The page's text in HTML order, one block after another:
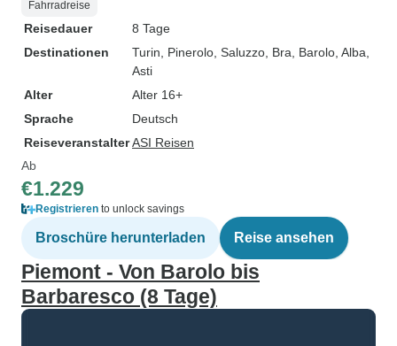
Fahrradreise
Reisedauer
8 Tage
Destinationen
Turin , Pinerolo , Saluzzo , Bra , Barolo , Alba
Asti
Alter
Alter 16+
Sprache
Deutsch
ReiseveranstalterASI Reisen
Ab
€1.229
Registrieren to unlock savings
Broschüre herunterladen Reise ansehen
Piemont - Von Barolo bis
Barbaresco (8 Tage)